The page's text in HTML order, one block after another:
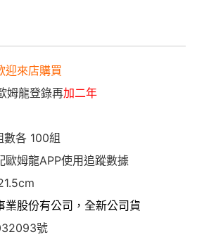
迎來店購買
姆龍登錄再加二年
數各 100組
歐姆龍APP使用追蹤數據
業股份有公司，全新公司貨
號